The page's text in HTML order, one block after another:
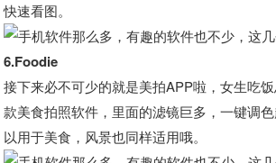
快速看图。
6.Foodie
接下来必不可少的就是美拍APP啦，女生吃
款美食拍照软件，里面的滤镜巨多，一键调
以用于美食，风景也同样适用哦。